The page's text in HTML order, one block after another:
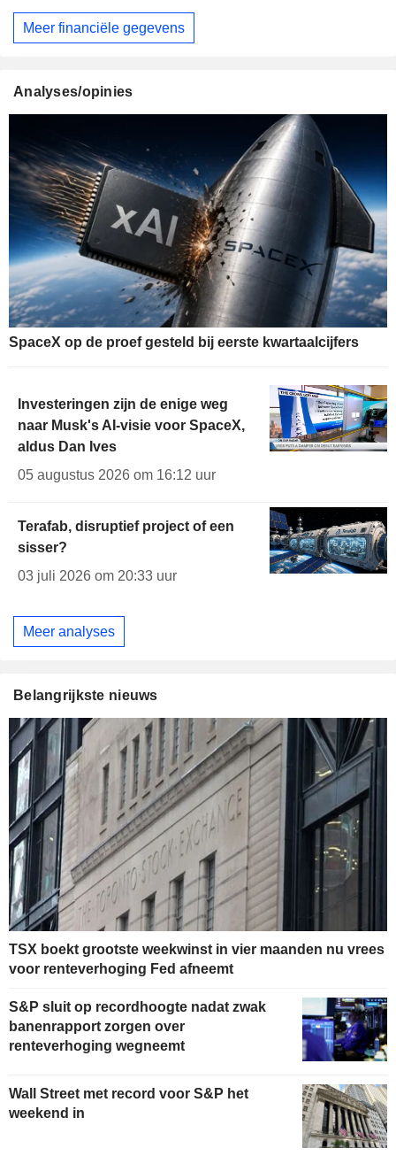
Meer financiële gegevens
Analyses/opinies
SpaceX op de proef gesteld bij eerste kwartaalcijfers
Investeringen zijn de enige weg
naar Musk's AI-visie voor SpaceX,
aldus Dan Ives
05 augustus 2026 om 16:12 uur
Terafab, disruptief project of een
sisser?
03 juli 2026 om 20:33 uur
Meer analyses
Belangrijkste nieuws
TSX boekt grootste weekwinst in vier maanden nu vrees
voor renteverhoging Fed afneemt
S&P sluit op recordhoogte nadat zwak
banenrapport zorgen over
renteverhoging wegneemt
Wall Street met record voor S&P het
weekend in